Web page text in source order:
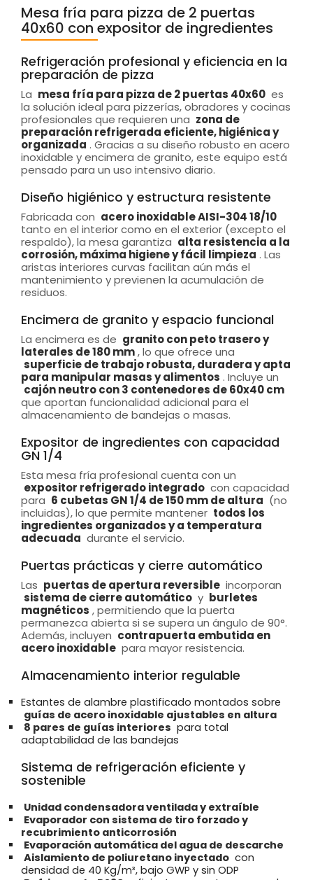
Mesa fría para pizza de 2 puertas
40x60 con expositor de ingredientes
Refrigeración profesional y eficiencia en la
preparación de pizza
La mesa fría para pizza de 2 puertas 40x60 es
la solución ideal para pizzerías, obradores y cocinas
profesionales que requieren una zona de
preparación refrigerada eficiente, higiénica y
organizada . Gracias a su diseño robusto en acero
inoxidable y encimera de granito, este equipo está
pensado para un uso intensivo diario.
Diseño higiénico y estructura resistente
Fabricada con acero inoxidable AISI-304 18/10
tanto en el interior como en el exterior (excepto el
respaldo), la mesa garantiza alta resistencia a la
corrosión, máxima higiene y fácil limpieza . Las
aristas interiores curvas facilitan aún más el
mantenimiento y previenen la acumulación de
residuos.
Encimera de granito y espacio funcional
La encimera es de granito con peto trasero y
laterales de 180 mm, lo que ofrece una
superficie de trabajo robusta, duradera y apta
para manipular masas y alimentos . Incluye un
cajón neutro con 3 contenedores de 60x40 cm
que aportan funcionalidad adicional para el
almacenamiento de bandejas o masas.
Expositor de ingredientes con capacidad
GN 1/4
Esta mesa fría profesional cuenta con un
expositor refrigerado integrado con capacidad
para 6 cubetas GN 1/4 de 150 mm de altura (no
incluidas), lo que permite mantener todos los
ingredientes organizados y a temperatura
adecuada durante el servicio.
Puertas prácticas y cierre automático
Las puertas de apertura reversible incorporan
sistema de cierre automático y burletes
magnéticos , permitiendo que la puerta
permanezca abierta si se supera un ángulo de 90°.
Además, incluyen contrapuerta embutida en
acero inoxidable para mayor resistencia.
Almacenamiento interior regulable
Estantes de alambre plastificado montados sobre
guías de acero inoxidable ajustables en altura
8 pares de guías interiores para total
adaptabilidad de las bandejas
Sistema de refrigeración eficiente y
sostenible
Unidad condensadora ventilada y extraíble
Evaporador con sistema de tiro forzado y
recubrimiento anticorrosión
Evaporación automática del agua de descarche
Aislamiento de poliuretano inyectado con
densidad de 40 Kg/m³, bajo GWP y sin ODP